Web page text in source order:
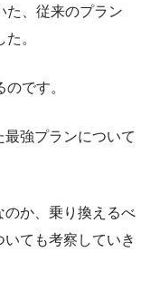
た、従来のプラン
。
です。
強プランについて
のか、乗り換えるべ
ても考察していき